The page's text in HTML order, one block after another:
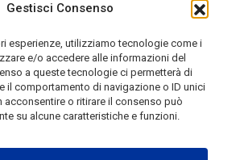
Gestisci Consenso
esperienze, utilizziamo tecnologie come i
e/o accedere alle informazioni del
a queste tecnologie ci permetterà di
il comportamento di navigazione o ID unici
acconsentire o ritirare il consenso può
su alcune caratteristiche e funzioni.
di Campobasso n. 133 del
Responsabile:MANUELA